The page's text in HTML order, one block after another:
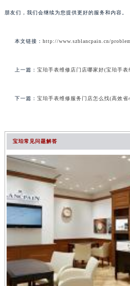
朋友们，我们会继续为您提供更好的服务和内容。
本文链接： http://www.szblancpain.cn/
上一篇： 宝珀手表维修店门店哪家好(宝珀手表
下一篇： 宝珀手表维修服务门店怎么找(高效
宝珀常见问题解答